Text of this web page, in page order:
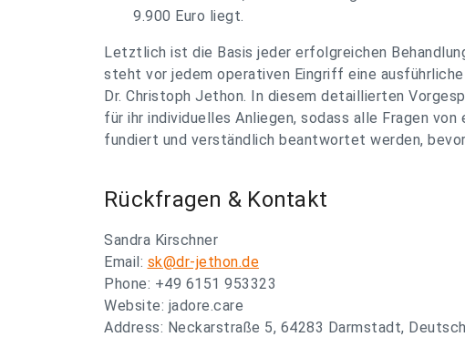
9.900 Euro liegt.
Letztlich ist die Basis jeder erfolgreichen
steht vor jedem operativen Eingriff eine
Dr. Christoph Jethon. In diesem detaillierten
für ihr individuelles Anliegen, sodass alle Fragen
fundiert und verständlich beantwortet werden,
Rückfragen & Kontakt
Sandra Kirschner
Email: sk@dr-jethon.de
Phone: +49 6151 953323
Website: jadore.care
Address: Neckarstraße 5, 64283 Darmstadt,